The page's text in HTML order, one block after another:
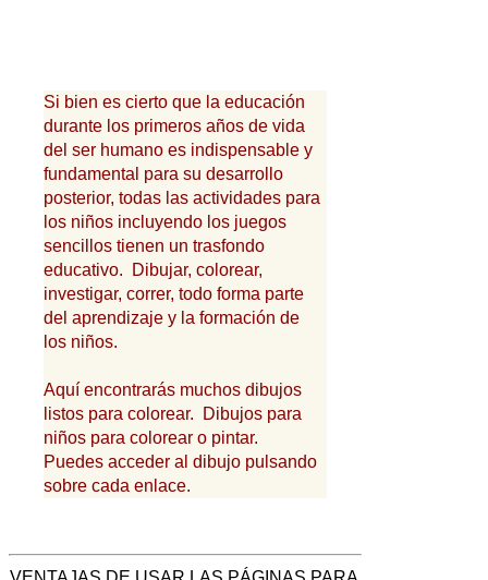
Si bien es cierto que la educación
durante los primeros años de vida
del ser humano es indispensable y
fundamental para su desarrollo
posterior, todas las actividades para
los niños incluyendo los juegos
sencillos tienen un trasfondo
educativo. Dibujar, colorear,
investigar, correr, todo forma parte
del aprendizaje y la formación de
los niños.
Aquí encontrarás muchos dibujos
listos para colorear. Dibujos para
niños para colorear o pintar.
Puedes acceder al dibujo pulsando
sobre cada enlace.